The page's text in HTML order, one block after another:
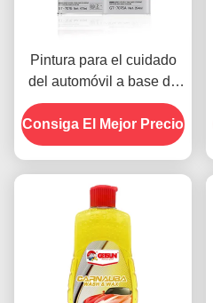
Pintura para el cuidado
del automóvil a base de
silicona de revestimiento
de cristal cera a prueba
de polvo 450g
Consiga El Mejor Precio